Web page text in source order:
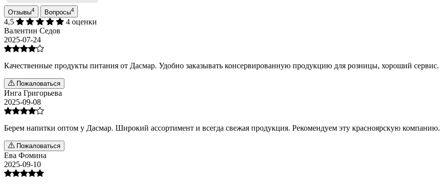
Отзывы4 Вопросы4
4,5
4 оценки
Валентин Седов
2025-07-24
Качественные продукты питания от Дасмар. Удобно заказывать консервированную продукцию для розницы, хороший сервис.
Пожаловаться
Инга Григорьева
2025-09-08
Берем напитки оптом у Дасмар. Широкий ассортимент и всегда свежая продукция. Рекомендуем эту красноярскую компанию.
Пожаловаться
Ева Фомина
2025-09-10